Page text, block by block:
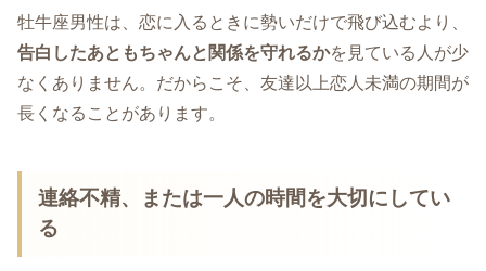
牡牛座男性は、恋に入るときに勢いだけで飛び込むより、
告白したあともちゃんと関係を守れるかを見ている人が少
なくありません。だからこそ、友達以上恋人未満の期間が
長くなることがあります。
連絡不精、または一人の時間を大切にしてい
る